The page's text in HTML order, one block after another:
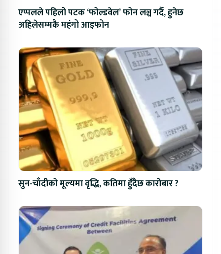
एप्पलले पहिलो पटक ‘फोल्डवेल’ फोन लञ्च गर्दै, हुनेछ
अहिलेसम्मकै महंगो आइफोन
सुन-चाँदीको मूल्यमा वृद्धि, कतिमा हुँदैछ कारोबार ?